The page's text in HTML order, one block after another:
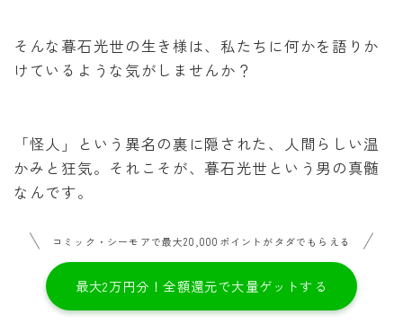
そんな暮石光世の生き様は、私たちに何かを語りか
けているような気がしませんか？
「怪人」という異名の裏に隠された、人間らしい温
かみと狂気。それこそが、暮石光世という男の真髄
なんです。
コミック・シーモアで最大20,000ポイントがタダでもらえる
最大2万円分！全額還元で大量ゲットする